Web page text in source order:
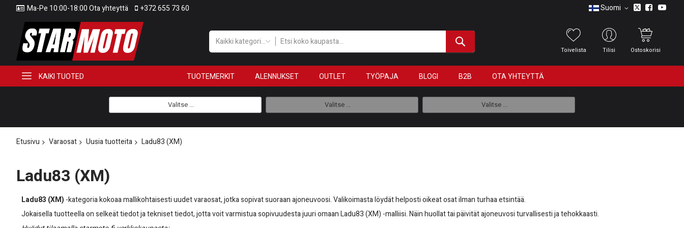
Ma-Pe 10:00-18:00 Ota yhteyttä +372 655 73 60 Suomi
Kaikki kategoriat
Toivelista Tilisi Ostoskorisi
KAIKI TUOTED TUOTEMERKIT ALENNUKSET OUTLET TYÖPAJA BLOGI B2B OTA YHTEYTTÄ
Valitse ... Valitse ... Valitse ...
Etusivu Varaosat Uusia tuotteita Ladu83 (XM)
Ladu83 (XM)
Ladu83 (XM) -kategoria kokoaa mallikohtaisesti uudet varaosat, jotka sopivat suoraan ajoneuvoosi. Valikoimasta löydät helposti oikeat osat ilman turhaa etsintää.
Jokaisella tuotteella on selkeät tiedot ja tekniset tiedot, jotta voit varmistua sopivuudesta juuri omaan Ladu83 (XM) -malliisi. Näin huollat tai päivität ajoneuvosi turvallisesti ja tehokkaasti.